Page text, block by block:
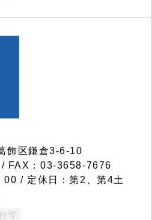
飾区鎌倉3-6-10
FAX：03-3658-7676
/ 定休日：第2、第4土
可